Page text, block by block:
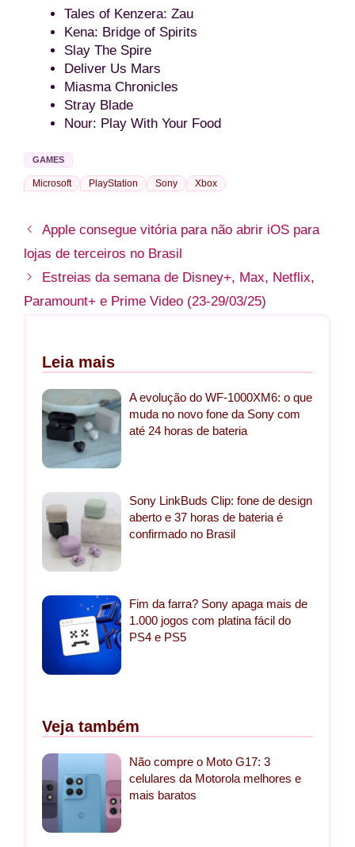
Tales of Kenzera: Zau
Kena: Bridge of Spirits
Slay The Spire
Deliver Us Mars
Miasma Chronicles
Stray Blade
Nour: Play With Your Food
GAMES
Microsoft PlayStation Sony Xbox
Apple consegue vitória para não abrir iOS para
lojas de terceiros no Brasil
Estreias da semana de Disney+, Max, Netflix,
Paramount+ e Prime Video (23-29/03/25)
Leia mais
A evolução do WF-1000XM6: o que
muda no novo fone da Sony com
até 24 horas de bateria
Sony LinkBuds Clip: fone de design
aberto e 37 horas de bateria é
confirmado no Brasil
Fim da farra? Sony apaga mais de
1.000 jogos com platina fácil do
PS4 e PS5
Veja também
Não compre o Moto G17: 3
celulares da Motorola melhores e
mais baratos